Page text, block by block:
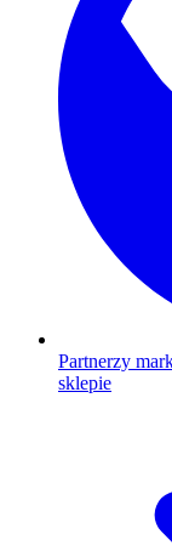
Partnerzy
sklepie